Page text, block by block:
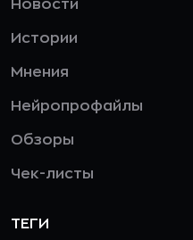
Новости
Истории
Мнения
Нейропрофайлы
Обзоры
Чек-листы
ТЕГИ